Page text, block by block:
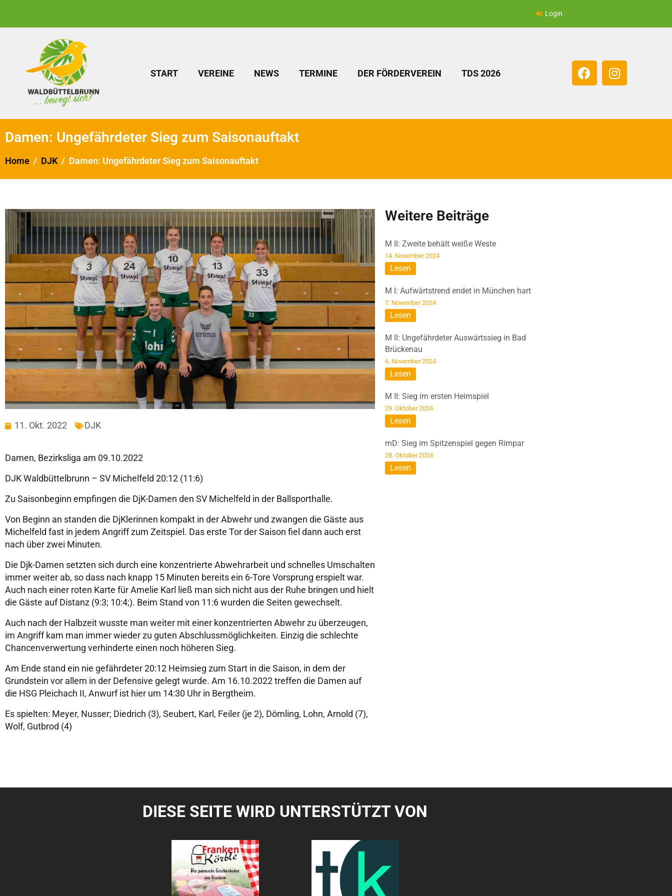
Login
START VEREINE NEWS TERMINE DER FÖRDERVEREIN TDS 2026
Damen: Ungefährdeter Sieg zum Saisonauftakt
Home DJK Damen: Ungefährdeter Sieg zum Saisonauftakt
11. Okt. 2022 DJK
Damen, Bezirksliga am 09.10.2022
DJK Waldbüttelbrunn – SV Michelfeld 20:12 (11:6)
Zu Saisonbeginn empfingen die DjK-Damen den SV Michelfeld in der Ballsporthalle.
Von Beginn an standen die DjKlerinnen kompakt in der Abwehr und zwangen die Gäste aus
Michelfeld fast in jedem Angriff zum Zeitspiel. Das erste Tor der Saison fiel dann auch erst
nach über zwei Minuten.
Die Djk-Damen setzten sich durch eine konzentrierte Abwehrarbeit und schnelles Umschalten
immer weiter ab, so dass nach knapp 15 Minuten bereits ein 6-Tore Vorsprung erspielt war.
Auch nach einer roten Karte für Amelie Karl ließ man sich nicht aus der Ruhe bringen und hielt
die Gäste auf Distanz (9:3; 10:4;). Beim Stand von 11:6 wurden die Seiten gewechselt.
Auch nach der Halbzeit wusste man weiter mit einer konzentrierten Abwehr zu überzeugen,
im Angriff kam man immer wieder zu guten Abschlussmöglichkeiten. Einzig die schlechte
Chancenverwertung verhinderte einen noch höheren Sieg.
Am Ende stand ein nie gefährdeter 20:12 Heimsieg zum Start in die Saison, in dem der
Grundstein vor allem in der Defensive gelegt wurde. Am 16.10.2022 treffen die Damen auf
die HSG Pleichach II, Anwurf ist hier um 14:30 Uhr in Bergtheim.
Es spielten: Meyer, Nusser; Diedrich (3), Seubert, Karl, Feiler (je 2), Dömling, Lohn, Arnold (7),
Wolf, Gutbrod (4)
Weitere Beiträge
M II: Zweite behält weiße Weste
14. November 2024
Lesen
M I: Aufwärtstrend endet in München hart
7. November 2024
Lesen
M II: Ungefährdeter Auswärtssieg in Bad
Brückenau
6. November 2024
Lesen
M II: Sieg im ersten Heimspiel
29. Oktober 2024
Lesen
mD: Sieg im Spitzenspiel gegen Rimpar
28. Oktober 2024
Lesen
DIESE SEITE WIRD UNTERSTÜTZT VON